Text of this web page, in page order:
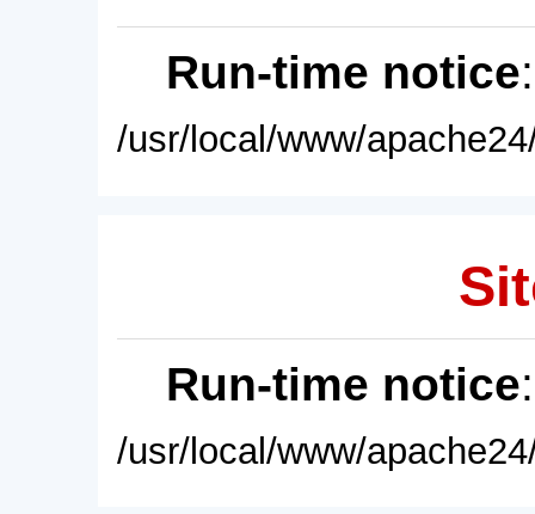
Run-time notice
/usr/local/www/
Run-time notice
/usr/local/www/